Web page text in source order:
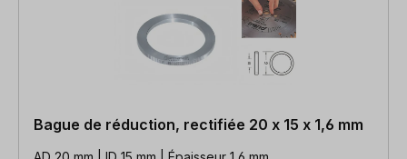
Bague de réduction, rectifiée 20 x 15 x 1,6 mm